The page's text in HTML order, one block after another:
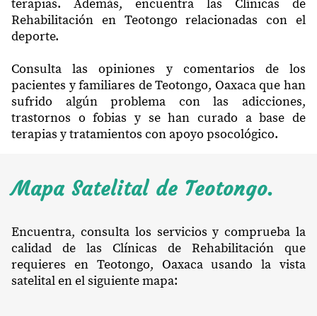
terapias. Además, encuentra las Clínicas de
Rehabilitación en Teotongo relacionadas con el
deporte.
Consulta las opiniones y comentarios de los
pacientes y familiares de Teotongo, Oaxaca que han
sufrido algún problema con las adicciones,
trastornos o fobias y se han curado a base de
terapias y tratamientos con apoyo psocológico.
Mapa Satelital de Teotongo.
Encuentra, consulta los servicios y comprueba la
calidad de las Clínicas de Rehabilitación que
requieres en Teotongo, Oaxaca usando la vista
satelital en el siguiente mapa: